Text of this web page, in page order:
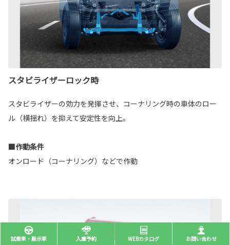
スタビライザーロック時
スタビライザーの効力を発揮させ、コーナリング時の車体のロー
ル（横揺れ）を抑えて安定性を向上。
■作動条件
オンロード（コーナリング）などで作動
試乗車・展示車 入庫予約 WEBカタログ お問い合わせ